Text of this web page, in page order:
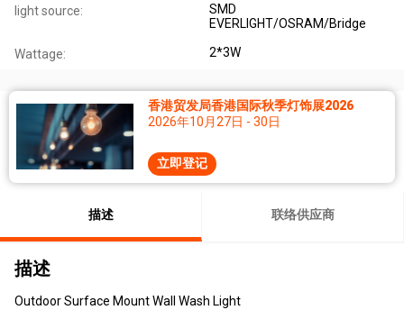
light source:
SMD
EVERLIGHT/OSRAM/Bridge
Wattage: 2*3W
香港贸发局香港国际秋季灯饰展2026
2026年10月27日 - 30日
立即登记
描述 联络供应商
描述
Outdoor Surface Mount Wall Wash Light